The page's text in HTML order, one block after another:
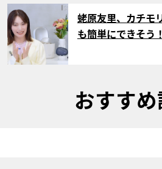
サムネイル
蛯原友里、カチモ
も簡単にできそう
おすす